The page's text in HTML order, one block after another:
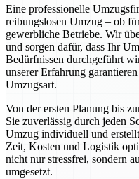
Eine professionelle
reibungslosen Umzug – ob
gewerbliche Betriebe. Wir
und sorgen dafür, dass Ihr
Bedürfnissen durchgeführt
unserer Erfahrung
Umzugsart.
Von der ersten Planung bis
Sie zuverlässig durch jeden
Umzug individuell und
Zeit, Kosten und Logistik
nicht nur stressfrei, sondern
umgesetzt.